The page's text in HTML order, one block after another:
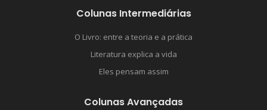
Colunas Intermediárias
O Livro: entre a teoria e a prática
Literatura explica a vida
Eles pensam assim
Colunas Avançadas